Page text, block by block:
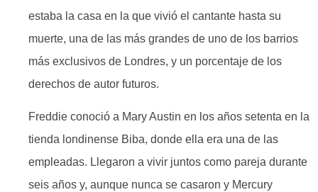
estaba la casa en la que vivió el cantante hasta su
muerte, una de las más grandes de uno de los barrios
más exclusivos de Londres, y un porcentaje de los
derechos de autor futuros.
Freddie conoció a Mary Austin en los años setenta en la
tienda londinense Biba, donde ella era una de las
empleadas. Llegaron a vivir juntos como pareja durante
seis años y, aunque nunca se casaron y Mercury